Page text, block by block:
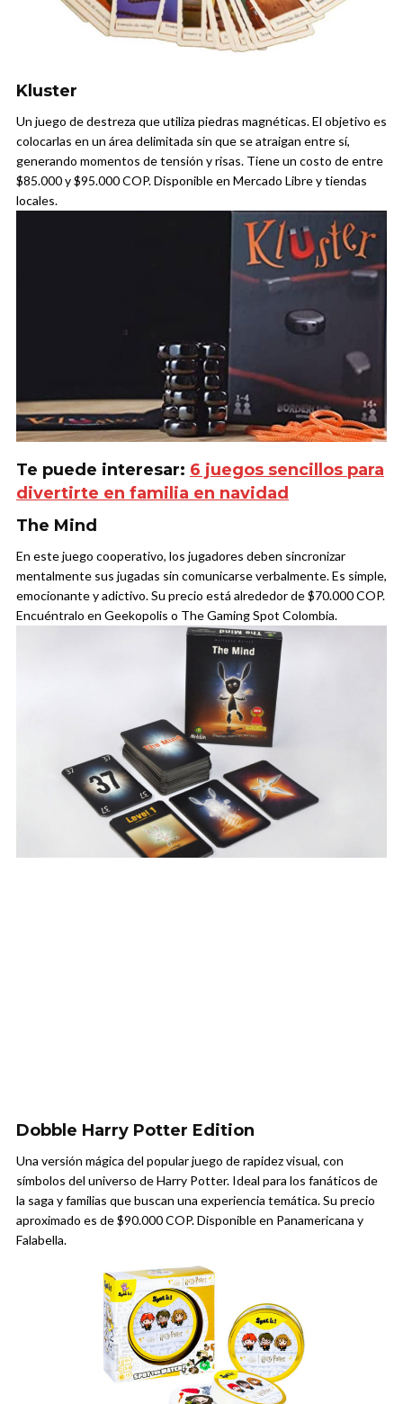
Kluster
Un juego de destreza que utiliza piedras magnéticas. El objetivo es
colocarlas en un área delimitada sin que se atraigan entre sí,
generando momentos de tensión y risas. Tiene un costo de entre
$85.000 y $95.000 COP. Disponible en Mercado Libre y tiendas
locales.
Te puede interesar: 6 juegos sencillos para
divertirte en familia en navidad
The Mind
En este juego cooperativo, los jugadores deben sincronizar
mentalmente sus jugadas sin comunicarse verbalmente. Es simple,
emocionante y adictivo. Su precio está alrededor de $70.000 COP.
Encuéntralo en Geekopolis o The Gaming Spot Colombia.
Dobble Harry Potter Edition
Una versión mágica del popular juego de rapidez visual, con
símbolos del universo de Harry Potter. Ideal para los fanáticos de
la saga y familias que buscan una experiencia temática. Su precio
aproximado es de $90.000 COP. Disponible en Panamericana y
Falabella.